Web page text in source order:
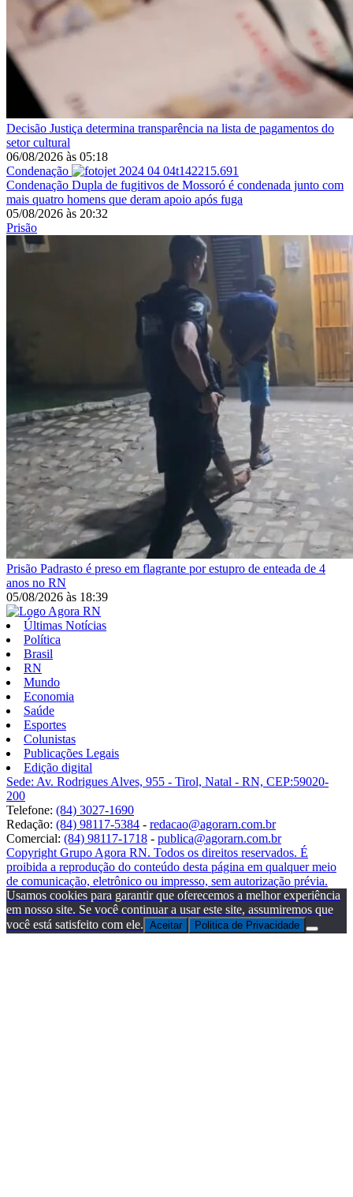
Decisão Justiça determina transparência na lista de pagamentos do
setor cultural
06/08/2026 às 05:18
Condenação
Condenação Dupla de fugitivos de Mossoró é condenada junto com
mais quatro homens que deram apoio após fuga
05/08/2026 às 20:32
Prisão
Prisão Padrasto é preso em flagrante por estupro de enteada de 4
anos no RN
05/08/2026 às 18:39
Últimas Notícias
Política
Brasil
RN
Mundo
Economia
Saúde
Esportes
Colunistas
Publicações Legais
Edição digital
Sede: Av. Rodrigues Alves, 955 - Tirol, Natal - RN, CEP:59020-
200
Telefone: (84) 3027-1690
Redação: (84) 98117-5384 - redacao@agorarn.com.br
Comercial: (84) 98117-1718 - publica@agorarn.com.br
Copyright Grupo Agora RN. Todos os direitos reservados. É
proibida a reprodução do conteúdo desta página em qualquer meio
de comunicação, eletrônico ou impresso, sem autorização prévia.
Usamos cookies para garantir que oferecemos a melhor experiência
em nosso site. Se você continuar a usar este site, assumiremos que
você está satisfeito com ele. Aceitar Politica de Privacidade